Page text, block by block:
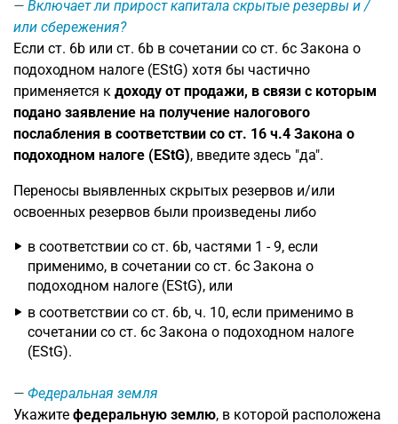
Включает ли прирост капитала скрытые резервы и /
или сбережения?
Если ст. 6b или ст. 6b в сочетании со ст. 6c Закона о
подоходном налоге (EStG) хотя бы частично
применяется к доходу от продажи, в связи с которым
подано заявление на получение налогового
послабления в соответствии со ст. 16 ч.4 Закона о
подоходном налоге (EStG), введите здесь "да".
Переносы выявленных скрытых резервов и/или
освоенных резервов были произведены либо
в соответствии со ст. 6b, частями 1 - 9, если
применимо, в сочетании со ст. 6c Закона о
подоходном налоге (EStG), или
в соответствии со ст. 6b, ч. 10, если применимо в
сочетании со ст. 6c Закона о подоходном налоге
(EStG).
Федеральная земля
Укажите федеральную землю, в которой расположена